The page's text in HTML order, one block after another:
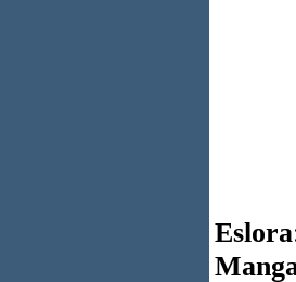
Eslora